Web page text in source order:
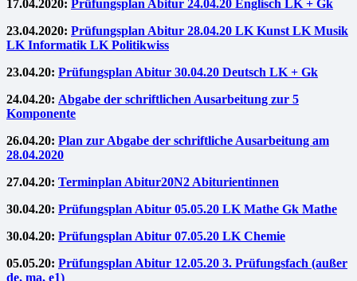
17.04.2020: Prüfungsplan Abitur 24.04.20 Englisch LK + Gk
23.04.2020: Prüfungsplan Abitur 28.04.20 LK Kunst LK Musik
LK Informatik LK Politikwiss
23.04.20: Prüfungsplan Abitur 30.04.20 Deutsch LK + Gk
24.04.20: Abgabe der schriftlichen Ausarbeitung zur 5
Komponente
26.04.20: Plan zur Abgabe der schriftliche Ausarbeitung am
28.04.2020
27.04.20: Terminplan Abitur20N2 Abiturientinnen
30.04.20: Prüfungsplan Abitur 05.05.20 LK Mathe Gk Mathe
30.04.20: Prüfungsplan Abitur 07.05.20 LK Chemie
05.05.20: Prüfungsplan Abitur 12.05.20 3. Prüfungsfach (außer
de, ma, e1)